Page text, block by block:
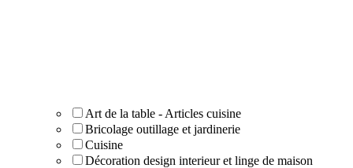
Art de la table - Articles cuisine
Bricolage outillage et jardinerie
Cuisine
Décoration design interieur et linge de maison